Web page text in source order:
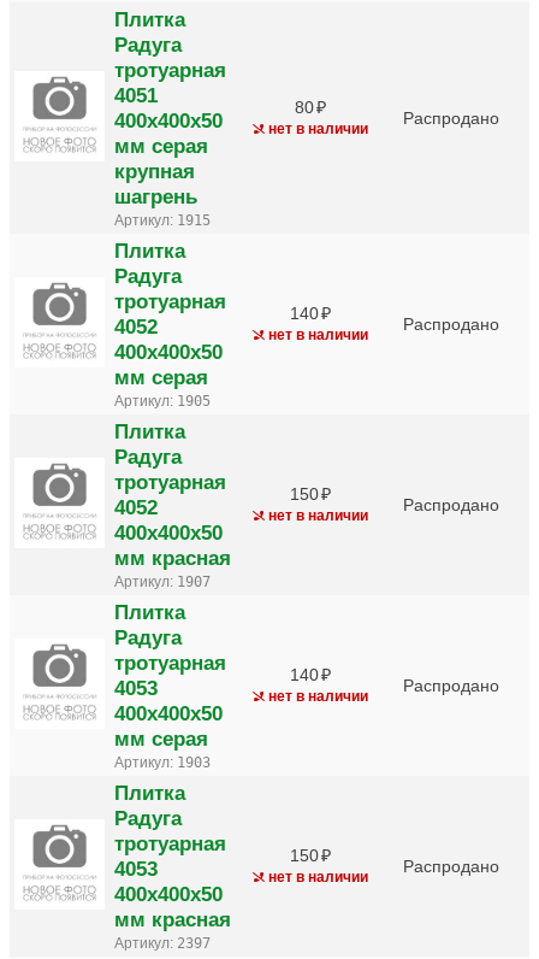
Плитка
Радуга
тротуарная
4051
400х400х50
мм серая
крупная
шагрень
Артикул: 1915
80
нет в наличии
Распродано
Плитка
Радуга
тротуарная
4052
400х400х50
мм серая
Артикул: 1905
140
нет в наличии
Распродано
Плитка
Радуга
тротуарная
4052
400х400х50
мм красная
Артикул: 1907
150
нет в наличии
Распродано
Плитка
Радуга
тротуарная
4053
400х400х50
мм серая
Артикул: 1903
140
нет в наличии
Распродано
Плитка
Радуга
тротуарная
4053
400х400х50
мм красная
Артикул: 2397
150
нет в наличии
Распродано